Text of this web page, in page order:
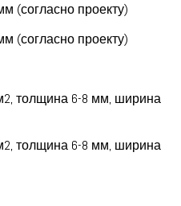
(согласно проекту)
(согласно проекту)
толщина 6-8 мм, ширина
толщина 6-8 мм, ширина